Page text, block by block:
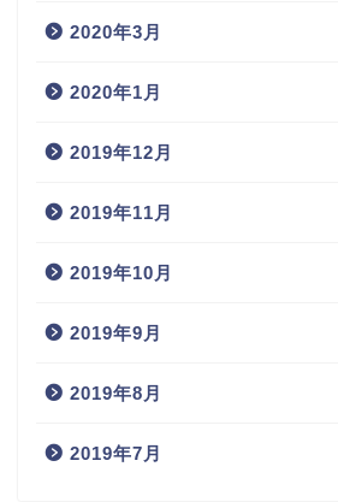
2020年3月
2020年1月
2019年12月
2019年11月
2019年10月
2019年9月
2019年8月
2019年7月